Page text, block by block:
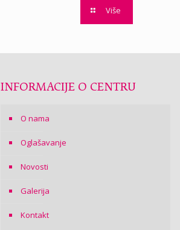
Više
INFORMACIJE O CENTRU
O nama
Oglašavanje
Novosti
Galerija
Kontakt